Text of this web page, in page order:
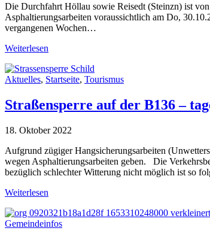
Die Durchfahrt Höllau sowie Reisedt (Steinzn) ist
Asphaltierungsarbeiten voraussichtlich am Do,
vergangenen Wochen…
Weiterlesen
Aktuelles, Startseite, Tourismus
Straßensperre auf der B136 –
18. Oktober 2022
Aufgrund zügiger Hangsicherungsarbeiten
wegen Asphaltierungsarbeiten geben. Die
bezüglich schlechter Witterung nicht möglich ist so
Weiterlesen
Gemeindeinfos